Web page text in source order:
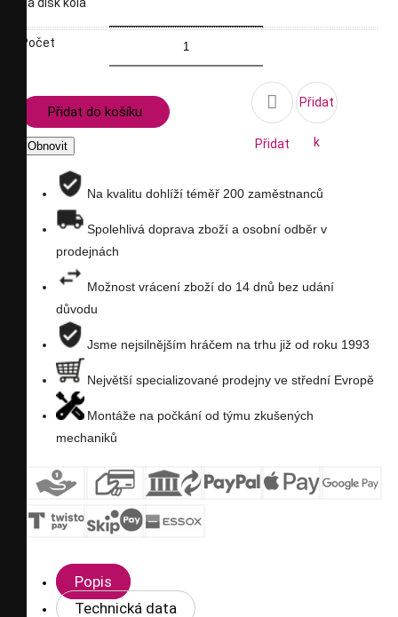
Počet
Přidat do košíku 
Přidat
seznam
Přidat
k
Na kvalitu dohlíží téměř 200 zaměstnanců
Spolehlivá doprava zboží a osobní odběr v
prodejnách
Možnost vrácení zboží do 14 dnů bez udání
důvodu
Jsme nejsilnějším hráčem na trhu již od roku 1993
Největší specializované prodejny ve střední Evropě
Montáže na počkání od týmu zkušených
mechaniků
Popis
Technická data